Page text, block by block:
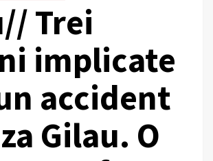
Trei
implicate
accident
Gilau. O